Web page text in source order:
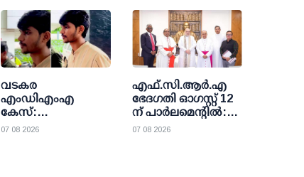
നിർദേശവുമായി
സഭാധികാരികൾ
വടകര
എംഡിഎംഎ
കേസ്:
ലഹരിപ്പണത്തിന്റെ
07 08 2026
എഫ്.സി.ആര്‍.എ
ഭേദഗതി ഓഗസ്റ്റ് 12
ന് പാര്‍ലമെന്റില്‍:
ആശങ്ക അറിയിച്ച്
07 08 2026